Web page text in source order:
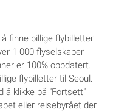
finne billige flybilletter
1 000 flyselskaper
er 100% oppdatert.
flybilletter til Seoul.
å klikke på "Fortsett"
eller reisebyrået der